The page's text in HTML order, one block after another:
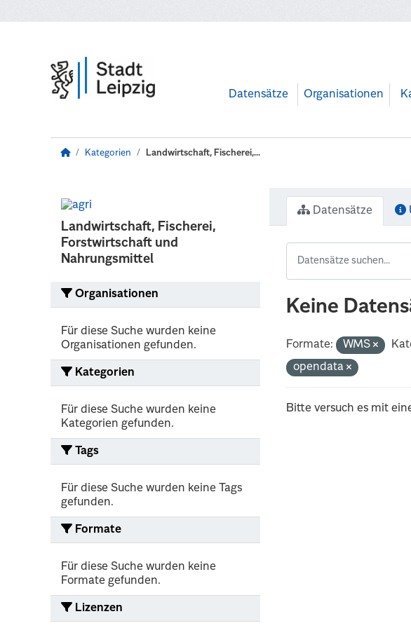
Datensätze Organisationen
Kategorien Landwirtschaft, Fischerei,...
Landwirtschaft, Fischerei,
Forstwirtschaft und
Nahrungsmittel
Organisationen
Für diese Suche wurden keine
Organisationen gefunden.
Kategorien
Für diese Suche wurden keine
Kategorien gefunden.
Tags
Für diese Suche wurden keine Tags
gefunden.
Formate
Für diese Suche wurden keine
Formate gefunden.
Lizenzen
Datensätze
Keine
Formate: WMS
opendata
Bitte versuch es mit